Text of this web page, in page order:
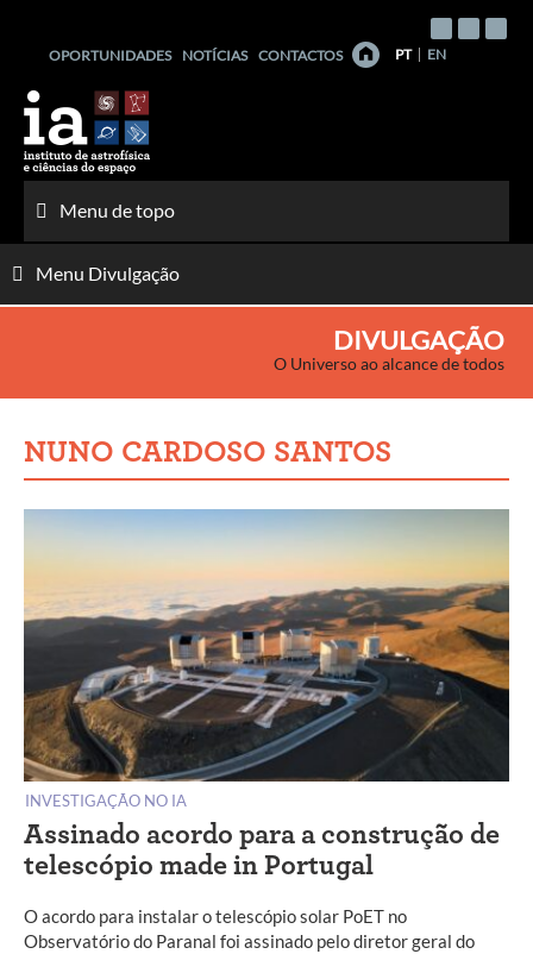
conteúdo
OPORTUNIDADES NOTÍCIAS CONTACTOS PT EN
Menu de topo
Menu Divulgação
DIVULGAÇÃO
O Universo ao alcance de todos
NUNO CARDOSO SANTOS
INVESTIGAÇÃO NO IA
Assinado acordo para a construção de
telescópio made in Portugal
O acordo para instalar o telescópio solar PoET no
Observatório do Paranal foi assinado pelo diretor geral do